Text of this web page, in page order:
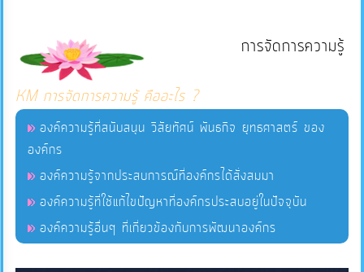
e-
Service
การ
การจัดการความรู้
KM การจัดการความรู้ คืออะไร ?
องค์ความรู้ที่สนับสนุน วิสัยทัศน์ พันธกิจ ยุทธศาสตร์ ของ
องค์กร
องค์ความรู้จากประสบการณ์ที่องค์กรได้สั่งสมมา
องค์ความรู้ที่ใช้แก้ไขปัญหาที่องค์กรประสบอยู่ในปัจจุบัน
องค์ความรู้อื่นๆ ที่เกี่ยวข้องกับการพัฒนาองค์กร